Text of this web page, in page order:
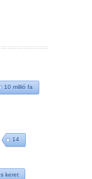
10 millió fa
14
keret